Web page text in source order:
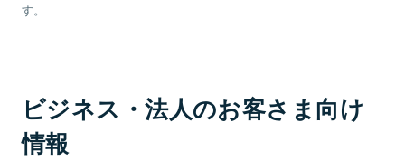
す。
ビジネス・法人のお客さま向け
情報